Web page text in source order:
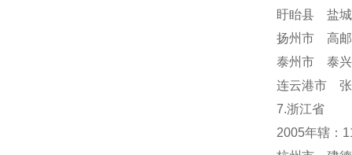
盱眙县 盐
扬州市 高
泰州市 泰
连云港市 张
7.浙江省
2005年辖：